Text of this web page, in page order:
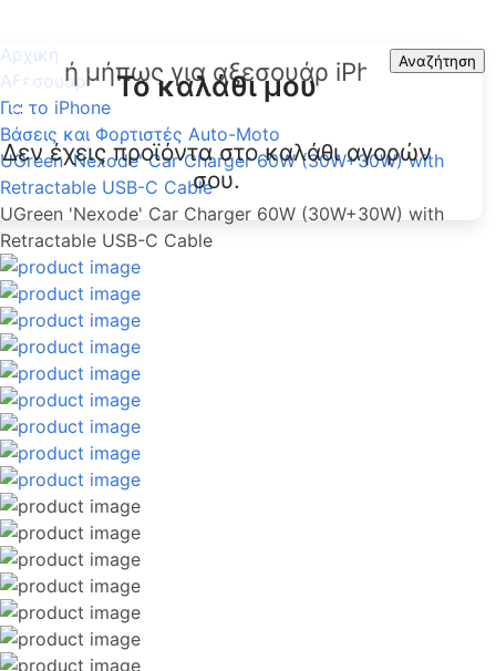
Αναζήτηση
Το καλάθι μου
Δεν έχεις προϊόντα στο καλάθι αγορών
σου.
Αρχική
Αξεσουάρ
Για το iPhone
Βάσεις και Φορτιστές Auto-Moto
UGreen 'Nexode' Car Charger 60W (30W+30W) with
Retractable USB-C Cable
UGreen 'Nexode' Car Charger 60W (30W+30W) with
Retractable USB-C Cable